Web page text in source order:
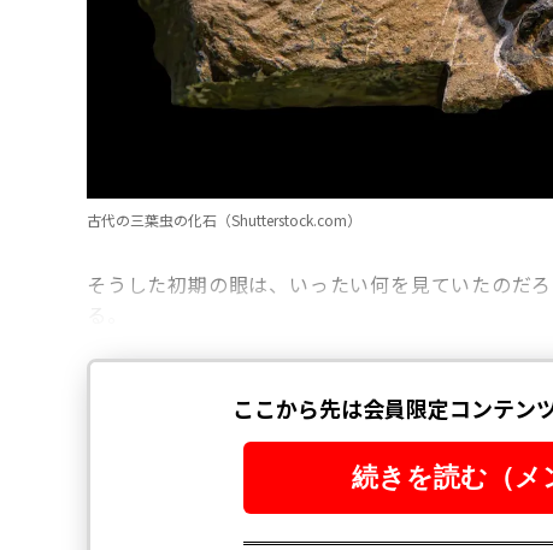
古代の三葉虫の化石（Shutterstock.com）
そうした初期の眼は、いったい何を見ていたのだ